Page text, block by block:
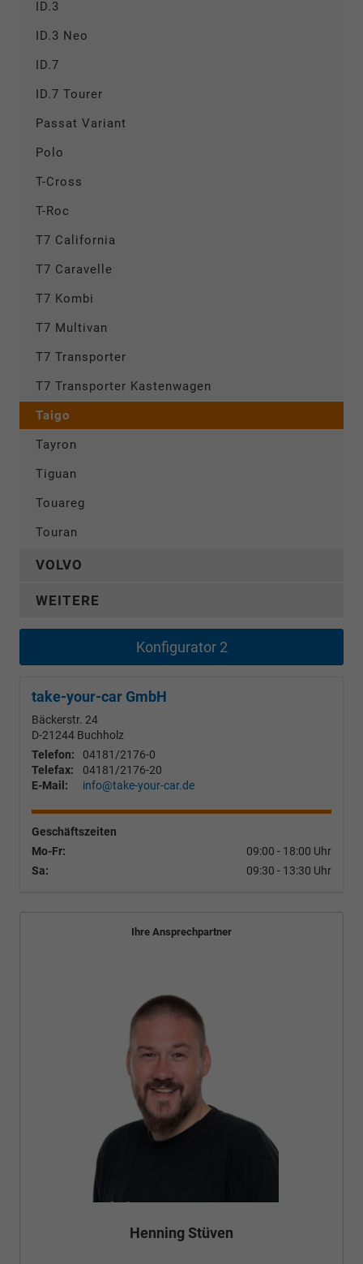
ID.3
ID.3 Neo
ID.7
ID.7 Tourer
Passat Variant
Polo
T-Cross
T-Roc
T7 California
T7 Caravelle
T7 Kombi
T7 Multivan
T7 Transporter
T7 Transporter Kastenwagen
Taigo
Tayron
Tiguan
Touareg
Touran
VOLVO
WEITERE
Konfigurator 2
take-your-car GmbH
Bäckerstr. 24
D-21244 Buchholz
Telefon:
04181/2176-0
Telefax:
04181/2176-20
E-Mail:
info@take-your-car.de
Geschäftszeiten
Mo-Fr:
09:00 - 18:00 Uhr
Sa:
09:30 - 13:30 Uhr
Ihre Ansprechpartner
Henning Stüven